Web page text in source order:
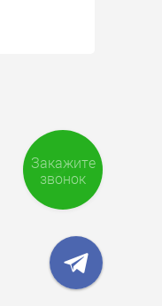
Закажите
звонок